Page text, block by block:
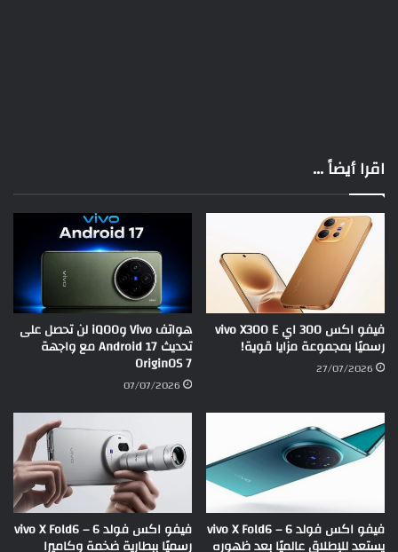
اقرا أيضاً ...
فيفو اكس 300 اي vivo X300 E
رسميًا بمجموعة مزايا قوية!
27/07/2026
هواتف Vivo وiQOO لن تحصل على
تحديث Android 17 مع واجهة
OriginOS 7
07/07/2026
فيفو اكس فولد 6 – vivo X Fold6
يستعد للإطلاق عالميًا بعد ظهوره
فيفو اكس فولد 6 – vivo X Fold6
رسميًا ببطارية ضخمة وكاميرا